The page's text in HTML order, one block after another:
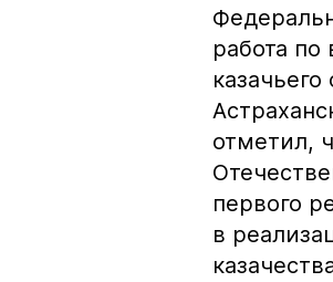
работа
отметил,
первого
в